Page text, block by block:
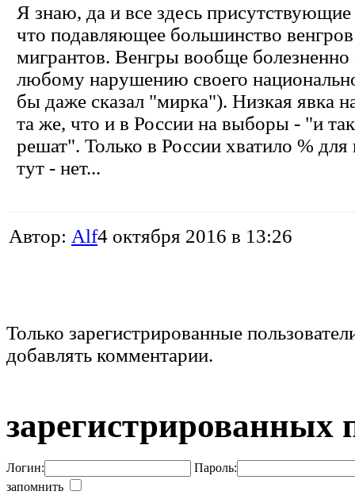
Я знаю, да и все здесь
что подавляющее большинство
мигрантов. Венгры вообще болезненно
любому нарушению своего
бы даже сказал "мирка"). Низкая явка
та же, что и в России на выборы - "и
решат". Только в России хватило %
тут - нет...
Автор: Alf4 октября 2016 в 13:26
Только зарегистрированные
добавлять комментарии.
зарегистрированных
Логин:
Пароль:
запомнить